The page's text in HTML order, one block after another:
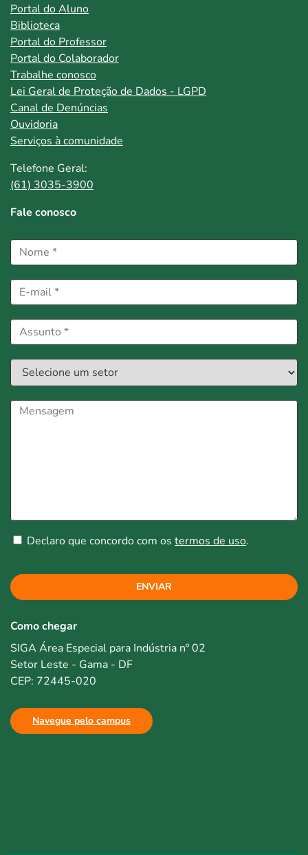
Portal do Aluno
Biblioteca
Portal do Professor
Portal do Colaborador
Trabalhe conosco
Lei Geral de Proteção de Dados - LGPD
Canal de Denúncias
Ouvidoria
Serviços à comunidade
Telefone Geral:
(61) 3035-3900
Fale conosco
Declaro que concordo com os termos de uso.
ENVIAR
Como chegar
SIGA Área Especial para Indústria nº 02
Setor Leste - Gama - DF
CEP: 72445-020
Navegue pelo campus